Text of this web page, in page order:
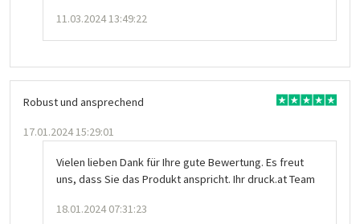
11.03.2024 13:49:22
Robust und ansprechend
17.01.2024 15:29:01
Vielen lieben Dank für Ihre gute Bewertung. Es freut
uns, dass Sie das Produkt anspricht. Ihr druck.at Team
18.01.2024 07:31:23